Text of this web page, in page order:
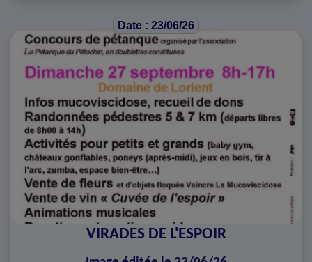
Date : 23/06/26
VIRADES DE L'ESPOIR